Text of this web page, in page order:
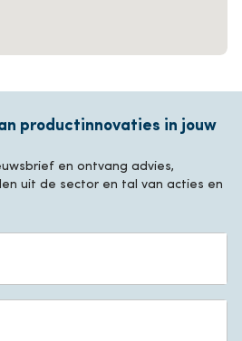
productinnovaties in jouw
en ontvang advies,
uit de sector en tal van acties en